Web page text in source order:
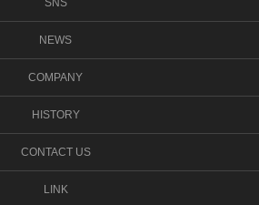
SNS
NEWS
COMPANY
HISTORY
CONTACT US
LINK